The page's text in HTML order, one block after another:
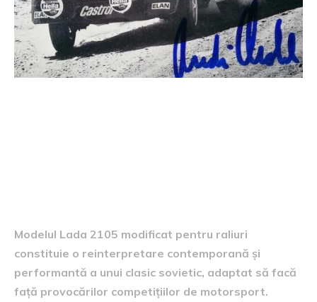
Modelul Lada 2105 modificat pentru raliuri
constituie o reinterpretare contemporană și
performantă a unui clasic sovietic, adaptat să facă
față provocărilor competițiilor de motorsport.